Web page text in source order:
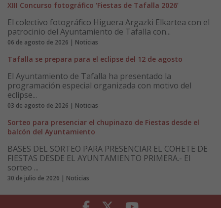
XIII Concurso fotográfico ‘Fiestas de Tafalla 2026’
El colectivo fotográfico Higuera Argazki Elkartea con el
patrocinio del Ayuntamiento de Tafalla con...
06 de agosto de 2026 | Noticias
Tafalla se prepara para el eclipse del 12 de agosto
El Ayuntamiento de Tafalla ha presentado la
programación especial organizada con motivo del
eclipse...
03 de agosto de 2026 | Noticias
Sorteo para presenciar el chupinazo de Fiestas desde el
balcón del Ayuntamiento
BASES DEL SORTEO PARA PRESENCIAR EL COHETE DE
FIESTAS DESDE EL AYUNTAMIENTO PRIMERA.- El
sorteo ...
30 de julio de 2026 | Noticias
Facebook Twitter Youtube